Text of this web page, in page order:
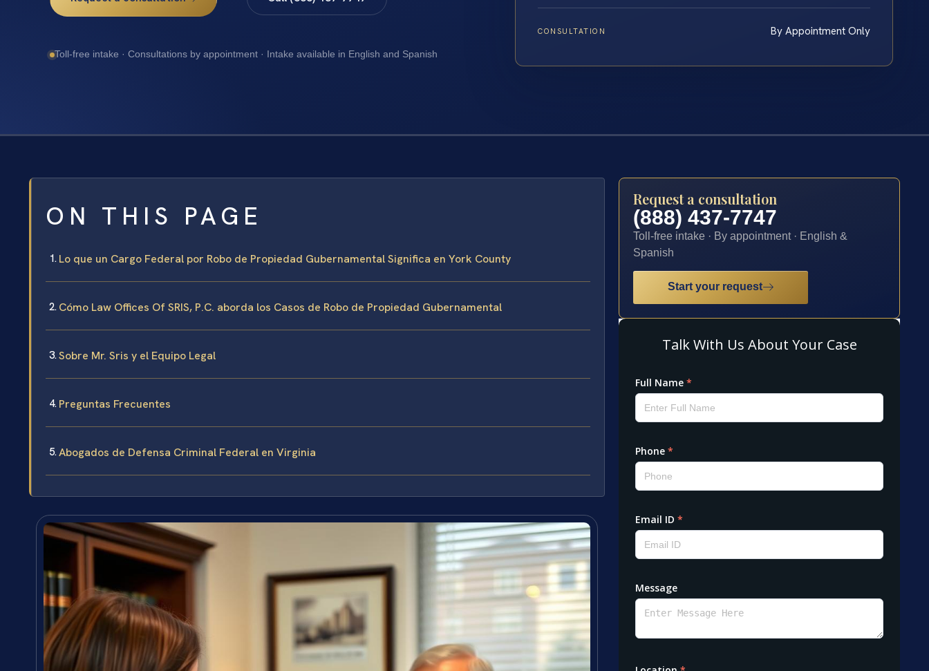
Toll-free intake · Consultations by appointment · Intake available in English and Spanish
CONSULTATION By Appointment Only
ON THIS PAGE
Lo que un Cargo Federal por Robo de Propiedad Gubernamental Significa en York County
Cómo Law Offices Of SRIS, P.C. aborda los Casos de Robo de Propiedad Gubernamental
Sobre Mr. Sris y el Equipo Legal
Preguntas Frecuentes
Abogados de Defensa Criminal Federal en Virginia
Request a consultation
(888) 437-7747
Toll-free intake · By appointment · English &
Spanish
Start your request